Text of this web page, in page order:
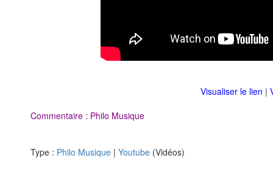
Visualiser le lien |
Commentaire : Philo Musique
Type : Philo Musique | Youtube (Vidéos)